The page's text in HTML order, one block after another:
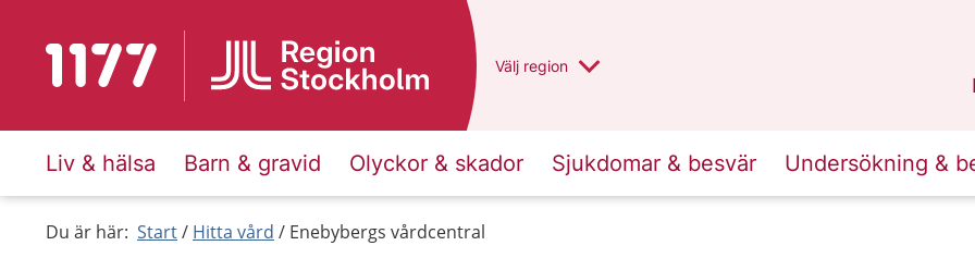
Till startsidan för 1177 Du har valt region
Välj en annan
region
Liv & hälsa Barn & gravid Olyckor & skador Sjukdomar & besvär Undersökning &
Du är här: Start Hitta vård Enebybergs vårdcentral